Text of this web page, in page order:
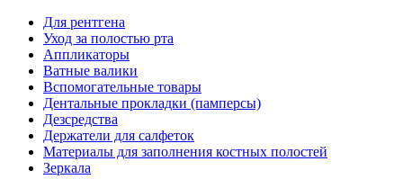
Для рентгена
Уход за полостью рта
Аппликаторы
Ватные валики
Вспомогательные товары
Дентальные прокладки (памперсы)
Дезсредства
Держатели для салфеток
Материалы для заполнения костных полостей
Зеркала